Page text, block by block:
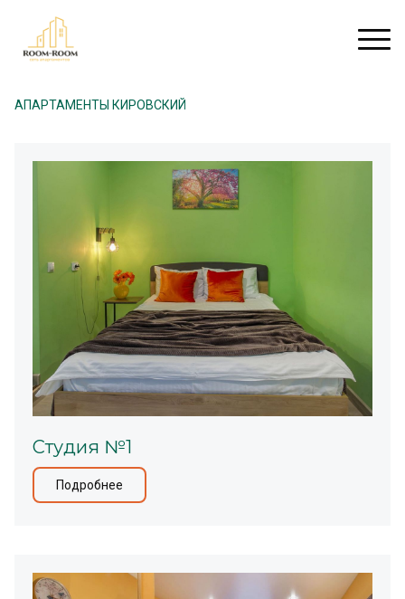
АПАРТАМЕНТЫ КИРОВСКИЙ
Студия №1
Подробнее